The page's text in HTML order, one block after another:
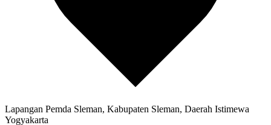
Lapangan Pemda Sleman, Kabupaten Sleman, Daerah Istimewa
Yogyakarta